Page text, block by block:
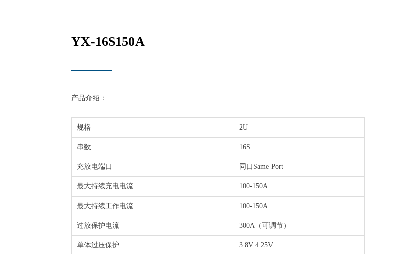
YX-16S150A
产品介绍：
规格 2U
串数 16S
充放电端口 同口Same Port
最大持续充电电流 100-150A
最大持续工作电流 100-150A
过放保护电流 300A（可调节）
单体过压保护 3.8V 4.25V